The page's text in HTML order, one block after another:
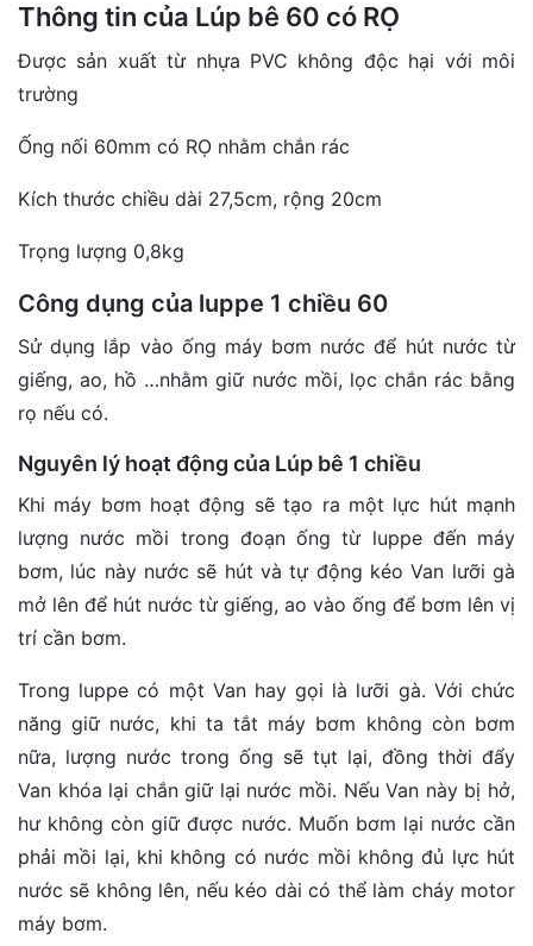
Thông tin của Lúp bê 60 có RỌ
Được sản xuất từ nhựa PVC không độc hại với môi
trường
Ống nối 60mm có RỌ nhằm chắn rác
Kích thước chiều dài 27,5cm, rộng 20cm
Trọng lượng 0,8kg
Công dụng của luppe 1 chiều 60
Sử dụng lắp vào ống máy bơm nước để hút nước từ
giếng, ao, hồ …nhằm giữ nước mồi, lọc chắn rác bằng
rọ nếu có.
Nguyên lý hoạt động của Lúp bê 1 chiều
Khi máy bơm hoạt động sẽ tạo ra một lực hút mạnh
lượng nước mồi trong đoạn ống từ luppe đến máy
bơm, lúc này nước sẽ hút và tự động kéo Van lưỡi gà
mở lên để hút nước từ giếng, ao vào ống để bơm lên vị
trí cần bơm.
Trong luppe có một Van hay gọi là lưỡi gà. Với chức
năng giữ nước, khi ta tắt máy bơm không còn bơm
nữa, lượng nước trong ống sẽ tụt lại, đồng thời đẩy
Van khóa lại chắn giữ lại nước mồi. Nếu Van này bị hở,
hư không còn giữ được nước. Muốn bơm lại nước cần
phải mồi lại, khi không có nước mồi không đủ lực hút
nước sẽ không lên, nếu kéo dài có thể làm cháy motor
máy bơm.